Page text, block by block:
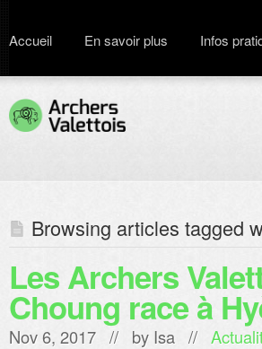
Accueil En savoir plus Infos
Browsing articles tagged
Les Archers
Choung race à
Nov 6, 2017 // by Isa //